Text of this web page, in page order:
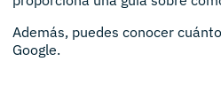
Además, puedes conocer
Google.